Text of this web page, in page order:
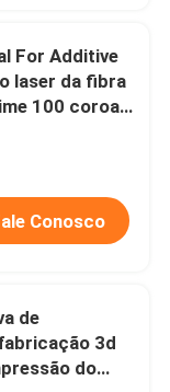
For Additive
laser da fibra
100 coroas
Conosco
de
3d
do